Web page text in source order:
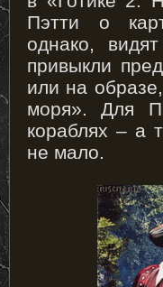
Пэтти о
однако,
привыкли
или на
моря». Для
кораблях – а
не мало.